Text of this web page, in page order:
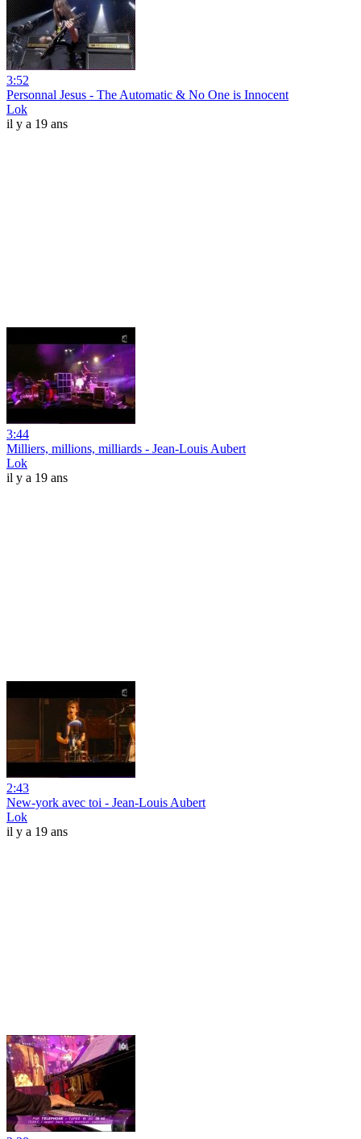
3:52
Personnal Jesus - The Automatic & No One is Innocent
Lok
il y a 19 ans
3:44
Milliers, millions, milliards - Jean-Louis Aubert
Lok
il y a 19 ans
2:43
New-york avec toi - Jean-Louis Aubert
Lok
il y a 19 ans